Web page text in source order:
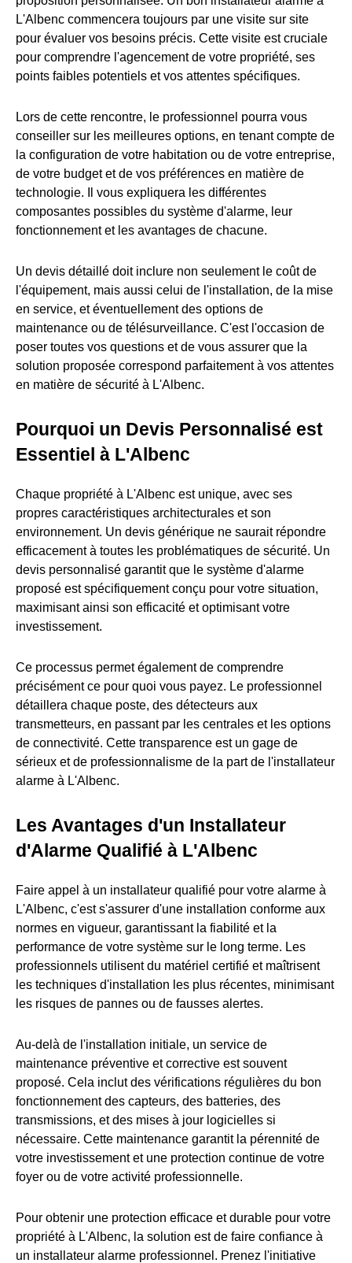
L'Albenc commencera toujours par une visite sur site
pour évaluer vos besoins précis. Cette visite est cruciale
pour comprendre l'agencement de votre propriété, ses
points faibles potentiels et vos attentes spécifiques.
Lors de cette rencontre, le professionnel pourra vous
conseiller sur les meilleures options, en tenant compte de
la configuration de votre habitation ou de votre entreprise,
de votre budget et de vos préférences en matière de
technologie. Il vous expliquera les différentes
composantes possibles du système d'alarme, leur
fonctionnement et les avantages de chacune.
Un devis détaillé doit inclure non seulement le coût de
l'équipement, mais aussi celui de l'installation, de la mise
en service, et éventuellement des options de
maintenance ou de télésurveillance. C'est l'occasion de
poser toutes vos questions et de vous assurer que la
solution proposée correspond parfaitement à vos attentes
en matière de sécurité à L'Albenc.
Pourquoi un Devis Personnalisé est
Essentiel à L'Albenc
Chaque propriété à L'Albenc est unique, avec ses
propres caractéristiques architecturales et son
environnement. Un devis générique ne saurait répondre
efficacement à toutes les problématiques de sécurité. Un
devis personnalisé garantit que le système d'alarme
proposé est spécifiquement conçu pour votre situation,
maximisant ainsi son efficacité et optimisant votre
investissement.
Ce processus permet également de comprendre
précisément ce pour quoi vous payez. Le professionnel
détaillera chaque poste, des détecteurs aux
transmetteurs, en passant par les centrales et les options
de connectivité. Cette transparence est un gage de
sérieux et de professionnalisme de la part de l'installateur
alarme à L'Albenc.
Les Avantages d'un Installateur
d'Alarme Qualifié à L'Albenc
Faire appel à un installateur qualifié pour votre alarme à
L'Albenc, c'est s'assurer d'une installation conforme aux
normes en vigueur, garantissant la fiabilité et la
performance de votre système sur le long terme. Les
professionnels utilisent du matériel certifié et maîtrisent
les techniques d'installation les plus récentes, minimisant
les risques de pannes ou de fausses alertes.
Au-delà de l'installation initiale, un service de
maintenance préventive et corrective est souvent
proposé. Cela inclut des vérifications régulières du bon
fonctionnement des capteurs, des batteries, des
transmissions, et des mises à jour logicielles si
nécessaire. Cette maintenance garantit la pérennité de
votre investissement et une protection continue de votre
foyer ou de votre activité professionnelle.
Pour obtenir une protection efficace et durable pour votre
propriété à L'Albenc, la solution est de faire confiance à
un installateur alarme professionnel. Prenez l'initiative